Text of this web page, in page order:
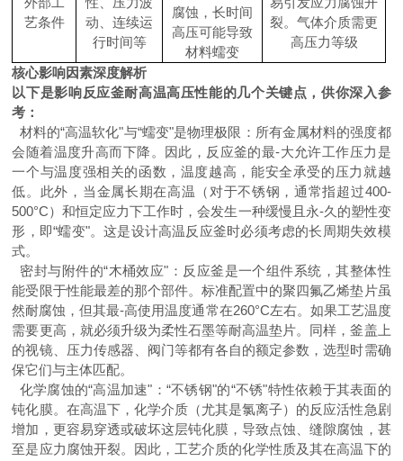
艺条件
动、连续运
行时间等
腐蚀，长时间
高压可能导致
材料蠕变
裂。气体介质需更
高压力等级
核心影响因素深度解析
以下是影响反应釜耐高温高压性能的几个关键点，供你深入参
考：
材料的“高温软化"与“蠕变"是物理极限：所有金属材料的强度都
会随着温度升高而下降。因此，反应釜的最-大允许工作压力是
一个与温度强相关的函数，温度越高，能安全承受的压力就越
低。此外，当金属长期在高温（对于不锈钢，通常指超过400-
500°C）和恒定应力下工作时，会发生一种缓慢且永-久的塑性变
形，即“蠕变"。这是设计高温反应釜时必须考虑的长周期失效模
式。
密封与附件的“木桶效应"：反应釜是一个组件系统，其整体性
能受限于性能最差的那个部件。标准配置中的聚四氟乙烯垫片虽
然耐腐蚀，但其最-高使用温度通常在260°C左右。如果工艺温度
需要更高，就必须升级为柔性石墨等耐高温垫片。同样，釜盖上
的视镜、压力传感器、阀门等都有各自的额定参数，选型时需确
保它们与主体匹配。
化学腐蚀的“高温加速"：“不锈钢"的“不锈"特性依赖于其表面的
钝化膜。在高温下，化学介质（尤其是氯离子）的反应活性急剧
增加，更容易穿透或破坏这层钝化膜，导致点蚀、缝隙腐蚀，甚
至是应力腐蚀开裂。因此，工艺介质的化学性质及其在高温下的